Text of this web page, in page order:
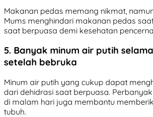
Makanan pedas memang nikmat,
Mums menghindari makanan pedas
saat berpuasa demi kesehatan
5. Banyak minum air putih
setelah bebruka
Minum air putih yang cukup dapat
dari dehidrasi saat berpuasa.
di malam hari juga membantu
tubuh.